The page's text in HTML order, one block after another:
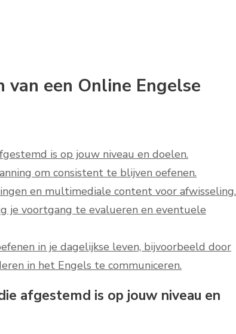
een Online Engelse
is op jouw niveau en doelen.
om consistent te blijven oefenen.
en multimediale content voor afwisseling.
je voortgang te evalueren en eventuele
in je dagelijkse leven, bijvoorbeeld door
in het Engels te communiceren.
afgestemd is op jouw niveau en